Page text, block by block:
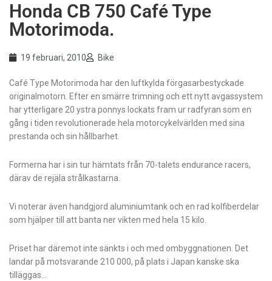
Honda CB 750 Café Type
Motorimoda.
19 februari, 2010 Bike
Café Type Motorimoda har den luftkylda förgasarbestyckade
originalmotorn. Efter en smärre trimning och ett nytt avgassystem
har ytterligare 20 ystra ponnys lockats fram ur radfyran som en
gång i tiden revolutionerade hela motorcykelvärlden med sina
prestanda och sin hållbarhet.
Formerna har i sin tur hämtats från 70-talets endurance racers,
därav de rejäla strålkastarna.
Vi noterar även handgjord aluminiumtank och en rad kolfiberdelar
som hjälper till att banta ner vikten med hela 15 kilo.
Priset har däremot inte sänkts i och med ombyggnationen. Det
landar på motsvarande 210 000, på plats i Japan kanske ska
tilläggas…